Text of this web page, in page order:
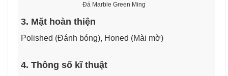
Đá Marble Green Ming
3. Mặt hoàn thiện
Polished (Đánh bóng), Honed (Mài mờ)
4. Thông số kĩ thuật